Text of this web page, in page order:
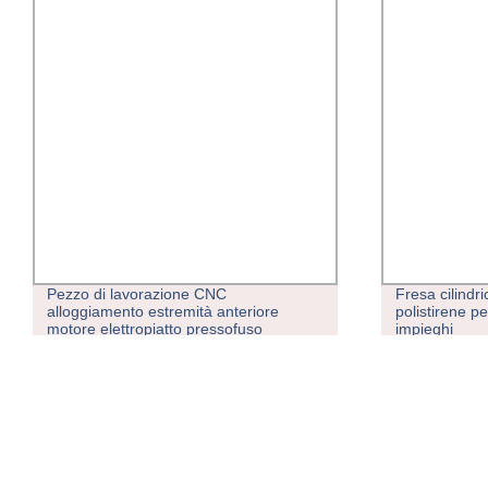
Pezzo di lavorazione CNC
alloggiamento estremità anteriore
motore elettropiatto pressofuso
Fresa
polistirene
impieghi